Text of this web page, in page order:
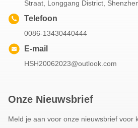
Straat, Longgang District,
Telefoon
0086-13430440444
E-mail
HSH20062023@outlook.com
Onze Nieuwsbrief
Meld je aan voor onze nieuwsbrief voor